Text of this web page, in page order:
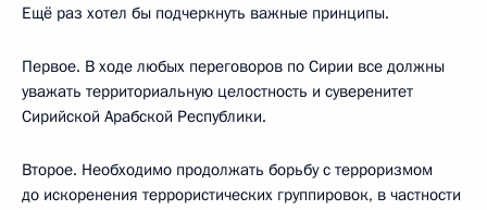
Ещё раз хотел бы подчеркнуть важные принципы.
Первое. В ходе любых переговоров по Сирии все должны
уважать территориальную целостность и суверенитет
Сирийской Арабской Республики.
Второе. Необходимо продолжать борьбу с терроризмом
до искоренения террористических группировок, в частности